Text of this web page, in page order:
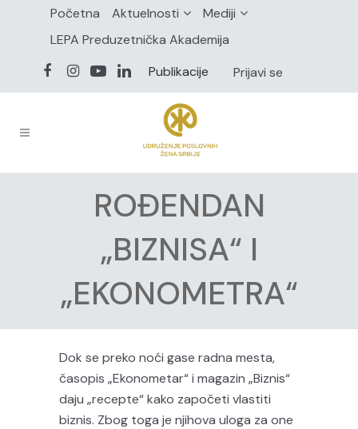
Početna Aktuelnosti
Mediji
LEPA Preduzetnička Akademija
Publikacije
Prijavi se
ROĐENDAN
„BIZNISA“ I
„EKONOMETRA“
Dok se preko noći gase radna mesta,
časopis „Ekonometar“ i magazin „Biznis“
daju „recepte“ kako započeti vlastiti
biznis. Zbog toga je njihova uloga za one